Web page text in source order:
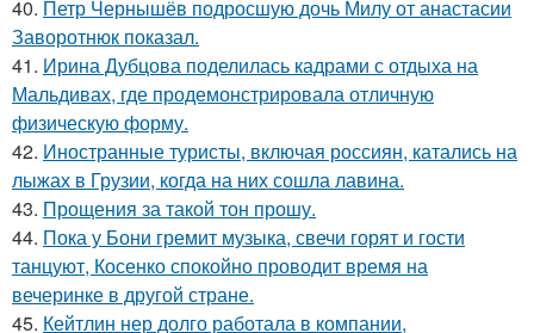
40. Петр Чернышёв подросшую дочь Милу от анастасии
Заворотнюк показал.
41. Ирина Дубцова поделилась кадрами с отдыха на
Мальдивах, где продемонстрировала отличную
физическую форму.
42. Иностранные туристы, включая россиян, катались на
лыжах в Грузии, когда на них сошла лавина.
43. Прощения за такой тон прошу.
44. Пока у Бони гремит музыка, свечи горят и гости
танцуют, Косенко спокойно проводит время на
вечеринке в другой стране.
45. Кейтлин нер долго работала в компании,